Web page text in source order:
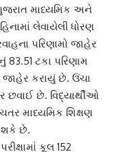
માધ્યમિક અને
લેવાયેલી ધોરણ
પરિણામો જાહેર
83.51 ટકા પરિણામ
જાહેર કરાયું છે. ઉંચા
છવાઈ છે. વિદ્યાર્થીઓ
માધ્યમિક શિક્ષણ
શકે છે.
કૂલ 152